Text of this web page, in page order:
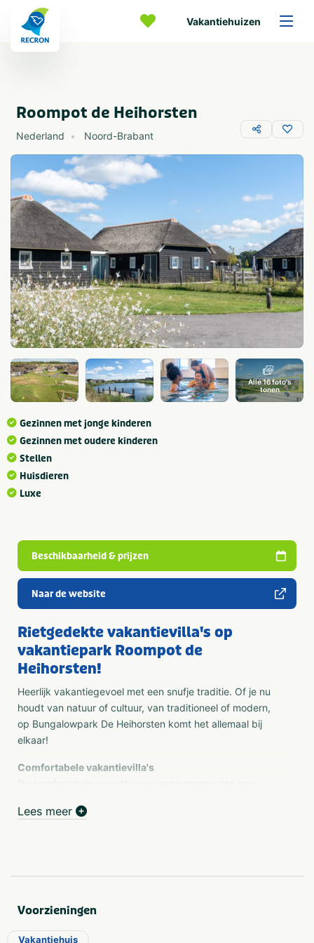
Vakantiehuizen
Roompot de Heihorsten
Nederland Noord-Brabant
Alle 16 foto's
tonen
Gezinnen met jonge kinderen
Gezinnen met oudere kinderen
Stellen
Huisdieren
Luxe
Beschikbaarheid & prijzen
Naar de website
Rietgedekte vakantievilla's op
vakantiepark Roompot de
Heihorsten!
Heerlijk vakantiegevoel met een snufje traditie. Of je nu
houdt van natuur of cultuur, van traditioneel of modern,
op Bungalowpark De Heihorsten komt het allemaal bij
elkaar!
Comfortabele vakantievilla's
voorzien. De rietgedekte villa’s hebben een grote tuin met
Geen probleem. Ga op fietstocht door de prachtige
natuurgebieden of neem een duik in het zwembad. De
Lees meer
Voorzieningen
Vakantiehuis